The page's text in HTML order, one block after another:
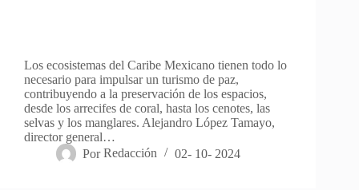
Los ecosistemas del Caribe Mexicano tienen todo lo
necesario para impulsar un turismo de paz,
contribuyendo a la preservación de los espacios,
desde los arrecifes de coral, hasta los cenotes, las
selvas y los manglares. Alejandro López Tamayo,
director general…
Por Redacción 02- 10- 2024